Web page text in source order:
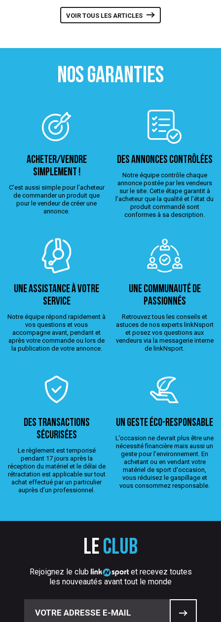
VOIR TOUS LES ARTICLES
NOS GARANTIES
ACHETER/VENDRE
simplement !
C’est aussi simple pour l’acheteur
de commander un produit que
pour le vendeur de créer une
annonce.
Des annonces contrôlées
Notre équipe contrôle chaque
annonce postée par les vendeurs
sur le site. Cette étape garantit à
l’acheteur que la qualité et l’état du
produit commandé sont
conformes à sa description.
Une assistance à votre
service
Notre équipe répond rapidement à
vos questions et vous
accompagne avant, pendant et
après votre commande ou lors de
la publication de votre annonce.
Une Communauté de
passionnés
Retrouvez tous les conseils et
astuces de nos experts linkNsport
et posez vos questions aux
vendeurs via la messagerie interne
de linkNsport.
Des transactions
sécurisées
Le règlement est temporisé
pendant 17 jours après la
réception du matériel et le délai de
rétractation est applicable sur tout
achat effectué par un particulier
auprès d’un professionnel.
Un geste éco-responsable
L’occasion ne devrait plus être une
nécessité financière mais aussi un
geste pour l’environnement. En
achetant ou en vendant votre
matériel de sport d'occasion,
vous réduisez le gaspillage et
vous consommez responsable.
Le club
Rejoignez le club
et recevez toutes
les nouveautés avant tout le monde